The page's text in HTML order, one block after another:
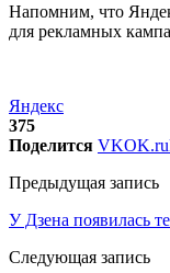
Напомним, что
для рекламных
Яндекс
375
Поделится VKOK.ru
Предыдущая запись
У Дзена появилась
Следующая запись